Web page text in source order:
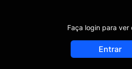
Faça login para ver
Entrar